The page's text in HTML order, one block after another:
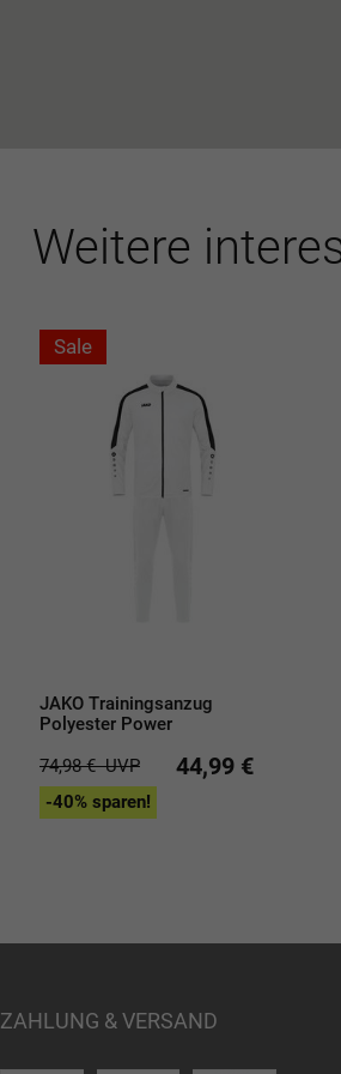
Weitere
Sale
JAKO Trainingsanzug
Polyester Power
74,98 €UVP 44,99 €
-40% sparen!
ZAHLUNG & VERSAND